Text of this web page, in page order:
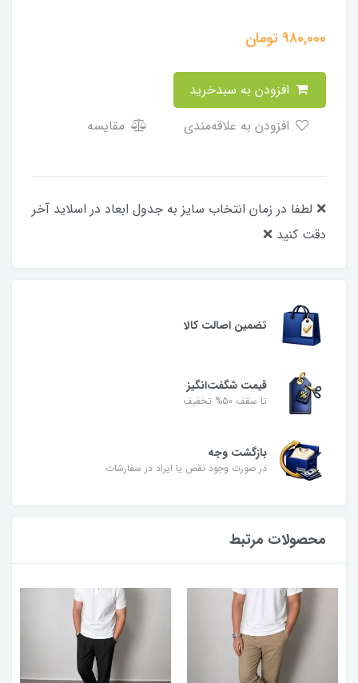
980,000 تومان
مقایسه
❌ لطفا در زمان انتخاب سایز به جدول ابعاد در اسلاید آخر
دقت کنید ❌
تضمین اصالت کالا
قیمت شگفت‌انگیز
تا سقف 50% تخفیف
بازگشت وجه
در صورت وجود نقص یا ایراد در سفارشات
محصولات مرتبط